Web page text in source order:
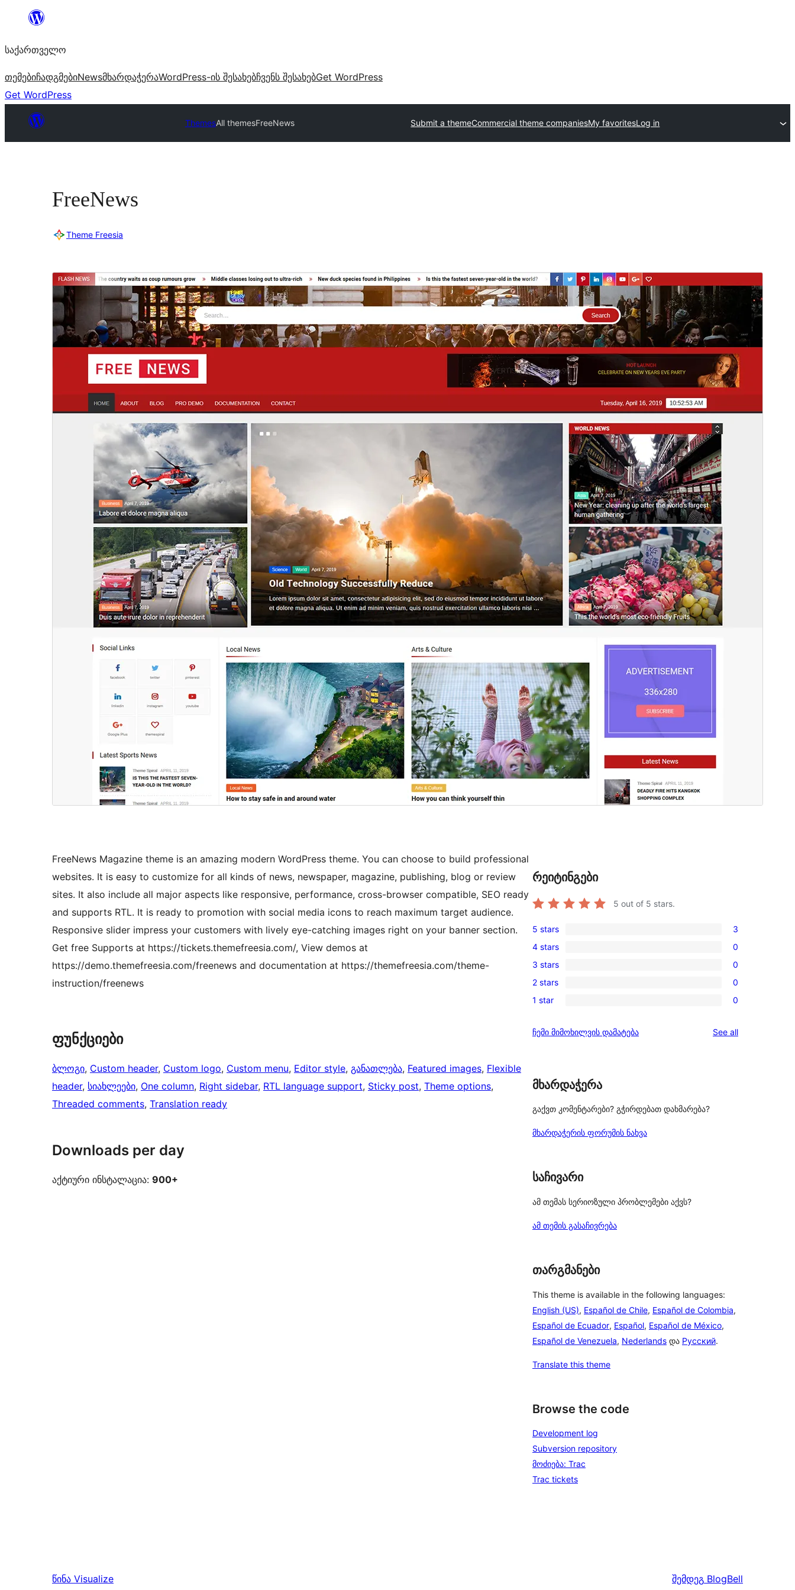
შიგთავსზე
საქართველო
თემებიჩადგმებიNewsმხარდაჭერაWordPress-ის შესახებჩვენს შესახებGet WordPress
Get WordPress
ThemesAll themesFreeNews Submit a themeCommercial theme companiesMy favoritesLog in
FreeNews
Theme Freesia
გადახედვაჩამოტვირთვა
ვერსია
Last updated
04 06, 2025
Active installations
900+
WordPress version
6.7
PHP version
7.0
Theme homepage
FreeNews Magazine theme is an amazing modern WordPress theme. You can choose to build professional
websites. It is easy to customize for all kinds of news, newspaper, magazine, publishing, blog or review
sites. It also include all major aspects like responsive, performance, cross-browser compatible, SEO ready
and supports RTL. It is ready to promotion with social media icons to reach maximum target audience.
Responsive slider impress your customers with lively eye-catching images right on your banner section.
Get free Supports at https://tickets.themefreesia.com/, View demos at
https://demo.themefreesia.com/freenews and documentation at https://themefreesia.com/theme-
instruction/freenews
ფუნქციები
ბლოგი, Custom header, Custom logo, Custom menu, Editor style, განათლება, Featured images, Flexible
header, სიახლეები, One column, Right sidebar, RTL language support, Sticky post, Theme options
Threaded comments, Translation ready
Downloads per day
აქტიური ინსტალაცია: 900+
რეიტინგები
5 out of 5 stars.
3
5-
star
reviews
5 stars 3
0
4-
star
reviews
4 stars 0
0
3-
star
3 stars 0
0
2-
reviews
2 stars 0
0
star
1 star 0
ჩემი მიმოხილვის დამატება See allreviews
მხარდაჭერა
გაქვთ კომენტარები? გჭირდებათ დახმარება?
მხარდაჭერის ფორუმის ნახვა
საჩივარი
ამ თემას სერიოზული პრობლემები აქვს?
ამ თემის გასაჩივრება
თარგმანები
This theme is available in the following languages:
English (US), Español de Chile, Español de Colombia,
Español de Ecuador, Español, Español de México,
Español de Venezuela, Nederlands და Русский.
Translate this theme
Browse the code
Development log
Subversion repository
მოძიება: Trac
Trac tickets
წინა Visualize შემდეგ BlogBell